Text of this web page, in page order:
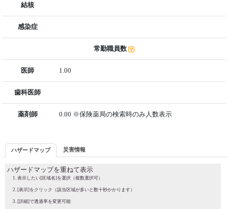
結核
感染症
常勤職員数
医師 1.00
歯科医師
薬剤師 0.00 ※保険薬局の検索時のみ人数表示
ハザードマップ 災害情報
ハザードマップを重ねて表示
表示したい[区域名]を選択（複数選択可）
[表示]をクリック（該当区域が多いと数十秒かかります）
[詳細]で透過率を変更可能